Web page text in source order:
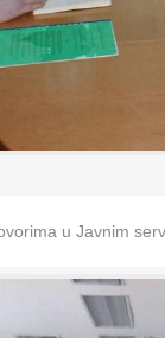
u Javnim